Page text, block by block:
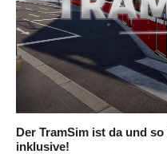
Der TramSim ist da und
inklusive!